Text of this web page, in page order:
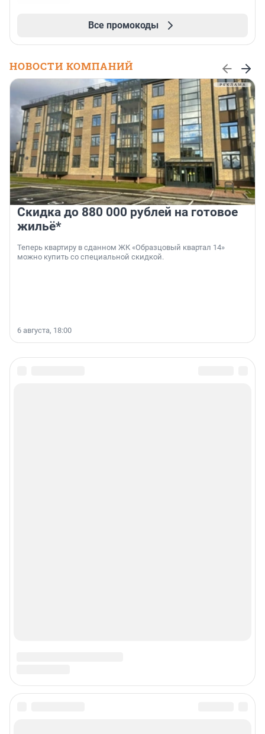
Все промокоды
НОВОСТИ КОМПАНИЙ
Скидка до 880 000 рублей на готовое
жильё*
Теперь квартиру в сданном ЖК «Образцовый квартал 14»
можно купить со специальной скидкой.
6 августа, 18:00